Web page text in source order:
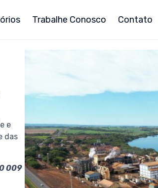
Trabalhe Conosco Contato
e
das
009